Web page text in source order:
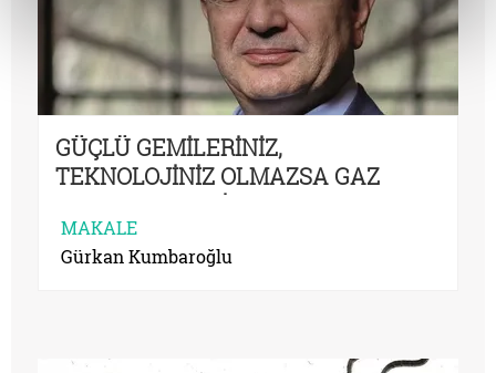
GÜÇLÜ GEMİLERİNİZ,
TEKNOLOJİNİZ OLMAZSA GAZ
BULSANIZ DA SİZE
ÇIKARTTIRMAZLAR
MAKALE
Gürkan Kumbaroğlu